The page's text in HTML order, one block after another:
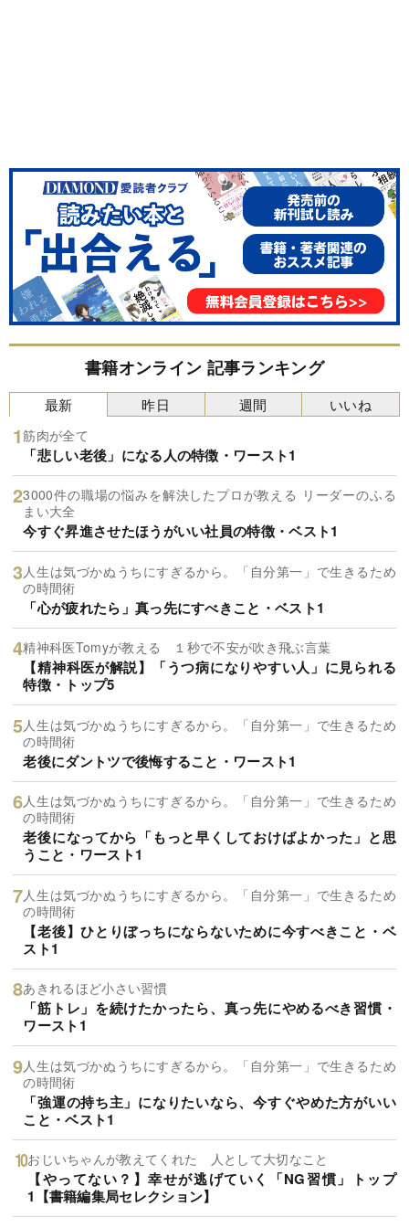
書籍オンライン 記事ランキング
最新
筋肉が全て
「悲しい老後」になる人の特徴・ワースト1
3000件の職場の悩みを解決したプロが教える リーダーのふる
まい大全
今すぐ昇進させたほうがいい社員の特徴・ベスト1
人生は気づかぬうちにすぎるから。「自分第一」で生きるため
の時間術
「心が疲れたら」真っ先にすべきこと・ベスト1
精神科医Tomyが教える １秒で不安が吹き飛ぶ言葉
【精神科医が解説】「うつ病になりやすい人」に見られる
特徴・トップ5
人生は気づかぬうちにすぎるから。「自分第一」で生きるため
の時間術
老後にダントツで後悔すること・ワースト1
人生は気づかぬうちにすぎるから。「自分第一」で生きるため
の時間術
老後になってから「もっと早くしておけばよかった」と思
うこと・ワースト1
人生は気づかぬうちにすぎるから。「自分第一」で生きるため
の時間術
【老後】ひとりぼっちにならないために今すべきこと・ベ
スト1
あきれるほど小さい習慣
「筋トレ」を続けたかったら、真っ先にやめるべき習慣・
ワースト1
人生は気づかぬうちにすぎるから。「自分第一」で生きるため
の時間術
「強運の持ち主」になりたいなら、今すぐやめた方がいい
こと・ベスト1
おじいちゃんが教えてくれた 人として大切なこと
【やってない？】幸せが逃げていく「NG習慣」トップ
1【書籍編集局セレクション】
昨日 週間 いいね